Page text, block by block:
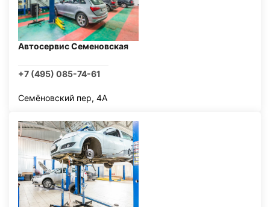
Автосервис Семеновская
+7 (495) 085-74-61
Семёновский пер, 4А